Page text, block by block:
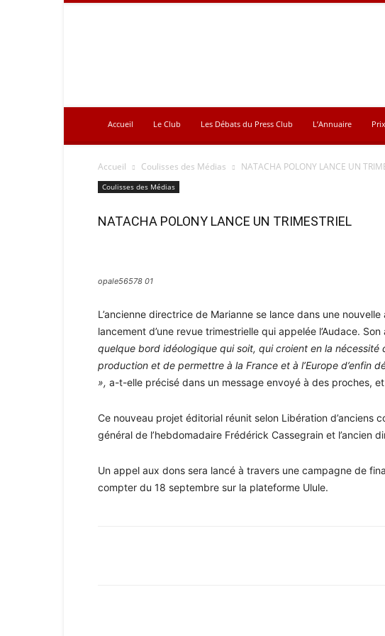
Accueil Le Club Les Débats du Press Club L’Annuaire
Accueil Coulisses des Médias NATACHA POLONY LANCE UN
Coulisses des Médias
NATACHA POLONY LANCE UN TRIMESTRIEL
opale56578 01
L’ancienne directrice de Marianne se lance dans une
lancement d’une revue trimestrielle qui appelée l’Audace.
quelque bord idéologique qui soit, qui croient en la nécessité
production et de permettre à la France et à l’Europe d’enfin
», a-t-elle précisé dans un message envoyé à des proches,
Ce nouveau projet éditorial réunit selon Libération d’anciens
général de l’hebdomadaire Frédérick Cassegrain et l’ancien
Un appel aux dons sera lancé à travers une campagne de
compter du 18 septembre sur la plateforme Ulule.